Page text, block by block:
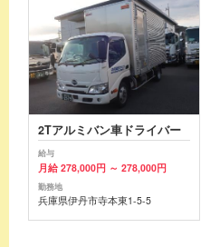
2Tアルミバン車ドライバー
給与
月給 278,000円 ～ 278,000円
勤務地
兵庫県伊丹市寺本東1-5-5